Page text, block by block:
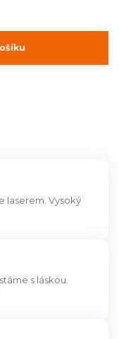
laserem. Vysoký
s láskou.